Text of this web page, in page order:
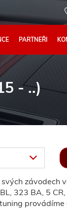
PARTNEŘI
- ..)
závodech
323 BA, 5 CR,